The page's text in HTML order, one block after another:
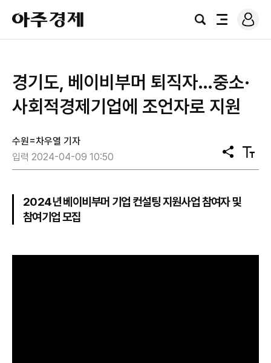
아
주
경
검
전
로
그
경기도, 베이비부머 퇴직자…중소·
사회적경제기업에 조언자로 지원
수원=차우열 기자
입력 2024-04-09 10:50
공
유
텍
스
2024년 베이비부머 기업 컨설팅 지원사업 참여자 및
참여기업 모집